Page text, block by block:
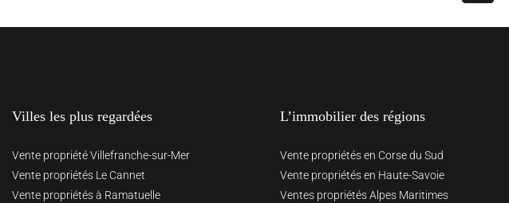
Villes les plus regardées
Vente propriété Villefranche-sur-Mer
Vente propriétés Le Cannet
Vente propriétés à Ramatuelle
L’immobilier des régions
Vente propriétés en Corse du Sud
Vente propriétés en Haute-Savoie
Ventes propriétés Alpes Maritimes